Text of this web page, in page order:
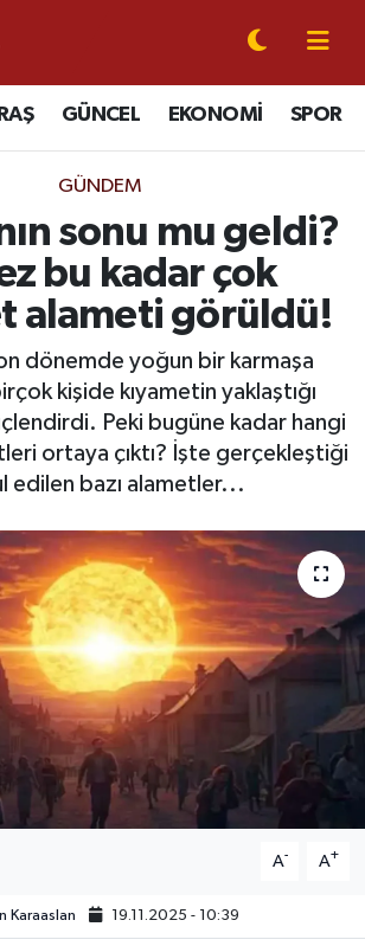
GÜNCEL EKONOMİ SPOR
GÜNDEM
sonu mu geldi?
bu kadar çok
alameti görüldü!
dönemde yoğun bir karmaşa
kişide kıyametin yaklaştığı
Peki bugüne kadar hangi
ortaya çıktı? İşte gerçekleştiği
edilen bazı alametler...
A- A+
Karaaslan 19.11.2025 - 10:39
Nöbetçi Eczaneler
Hava Durumu
Trafik Yoğunluk Haritası
Durumu ve Fikstür
Haberleri